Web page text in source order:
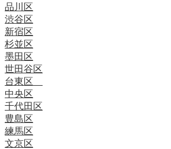
品川区
渋谷区
新宿区
杉並区
墨田区
世田谷区
台東区
中央区
千代田区
豊島区
練馬区
文京区